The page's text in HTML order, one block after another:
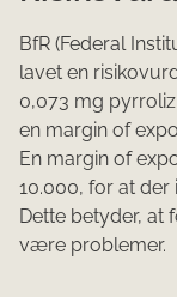
BfR (Federal
lavet en
0,073 mg
en margin of
En margin of
10.000, for at
Dette betyder, at
være problemer.